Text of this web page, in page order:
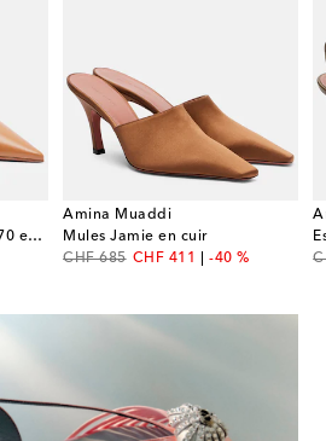
Escarpins slingback Holli 70 en cuir
Amina Muaddi
Mules Jamie en cuir
CHF 685
original priceCHF 411
discount price
-40 %